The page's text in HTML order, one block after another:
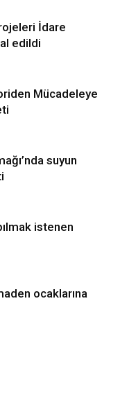
İdare
edildi
Mücadeleye
suyun
istenen
ocaklarına